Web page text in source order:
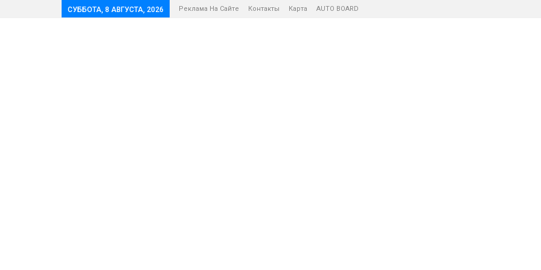
СУББОТА, 8 АВГУСТА, 2026 Реклама На Сайте Контакты Карта AUTO BOARD